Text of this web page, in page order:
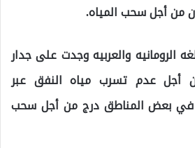
من أجل سحب المياه.
الرومانيه والعربيه وجدت على جدار
أجل عدم تسرب مياه النفق عبر
في بعض المناطق درج من أجل سحب